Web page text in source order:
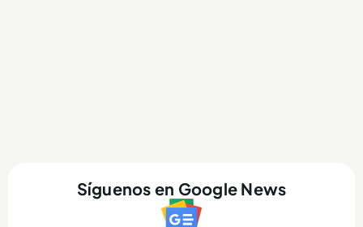
Síguenos en Google News